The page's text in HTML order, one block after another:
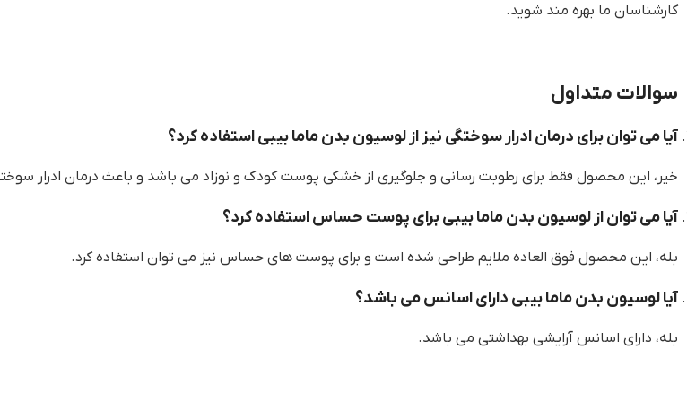
کارشناسان ما بهره مند شوید.
سوالات متداول
آیا می توان برای درمان ادرار سوختگی نیز از لوسیون بدن ماما بیبی استفاده کرد؟
خیر، این محصول فقط برای رطوبت رسانی و جلوگیری از خشکی پوست کودک و نوزاد می باشد و باعث درمان ادرار
آیا می توان از لوسیون بدن ماما بیبی برای پوست حساس استفاده کرد؟
بله، این محصول فوق العاده ملایم طراحی شده است و برای پوست های حساس نیز می توان استفاده کرد.
آیا لوسیون بدن ماما بیبی دارای اسانس می باشد؟
بله، دارای اسانس آرایشی بهداشتی می باشد.